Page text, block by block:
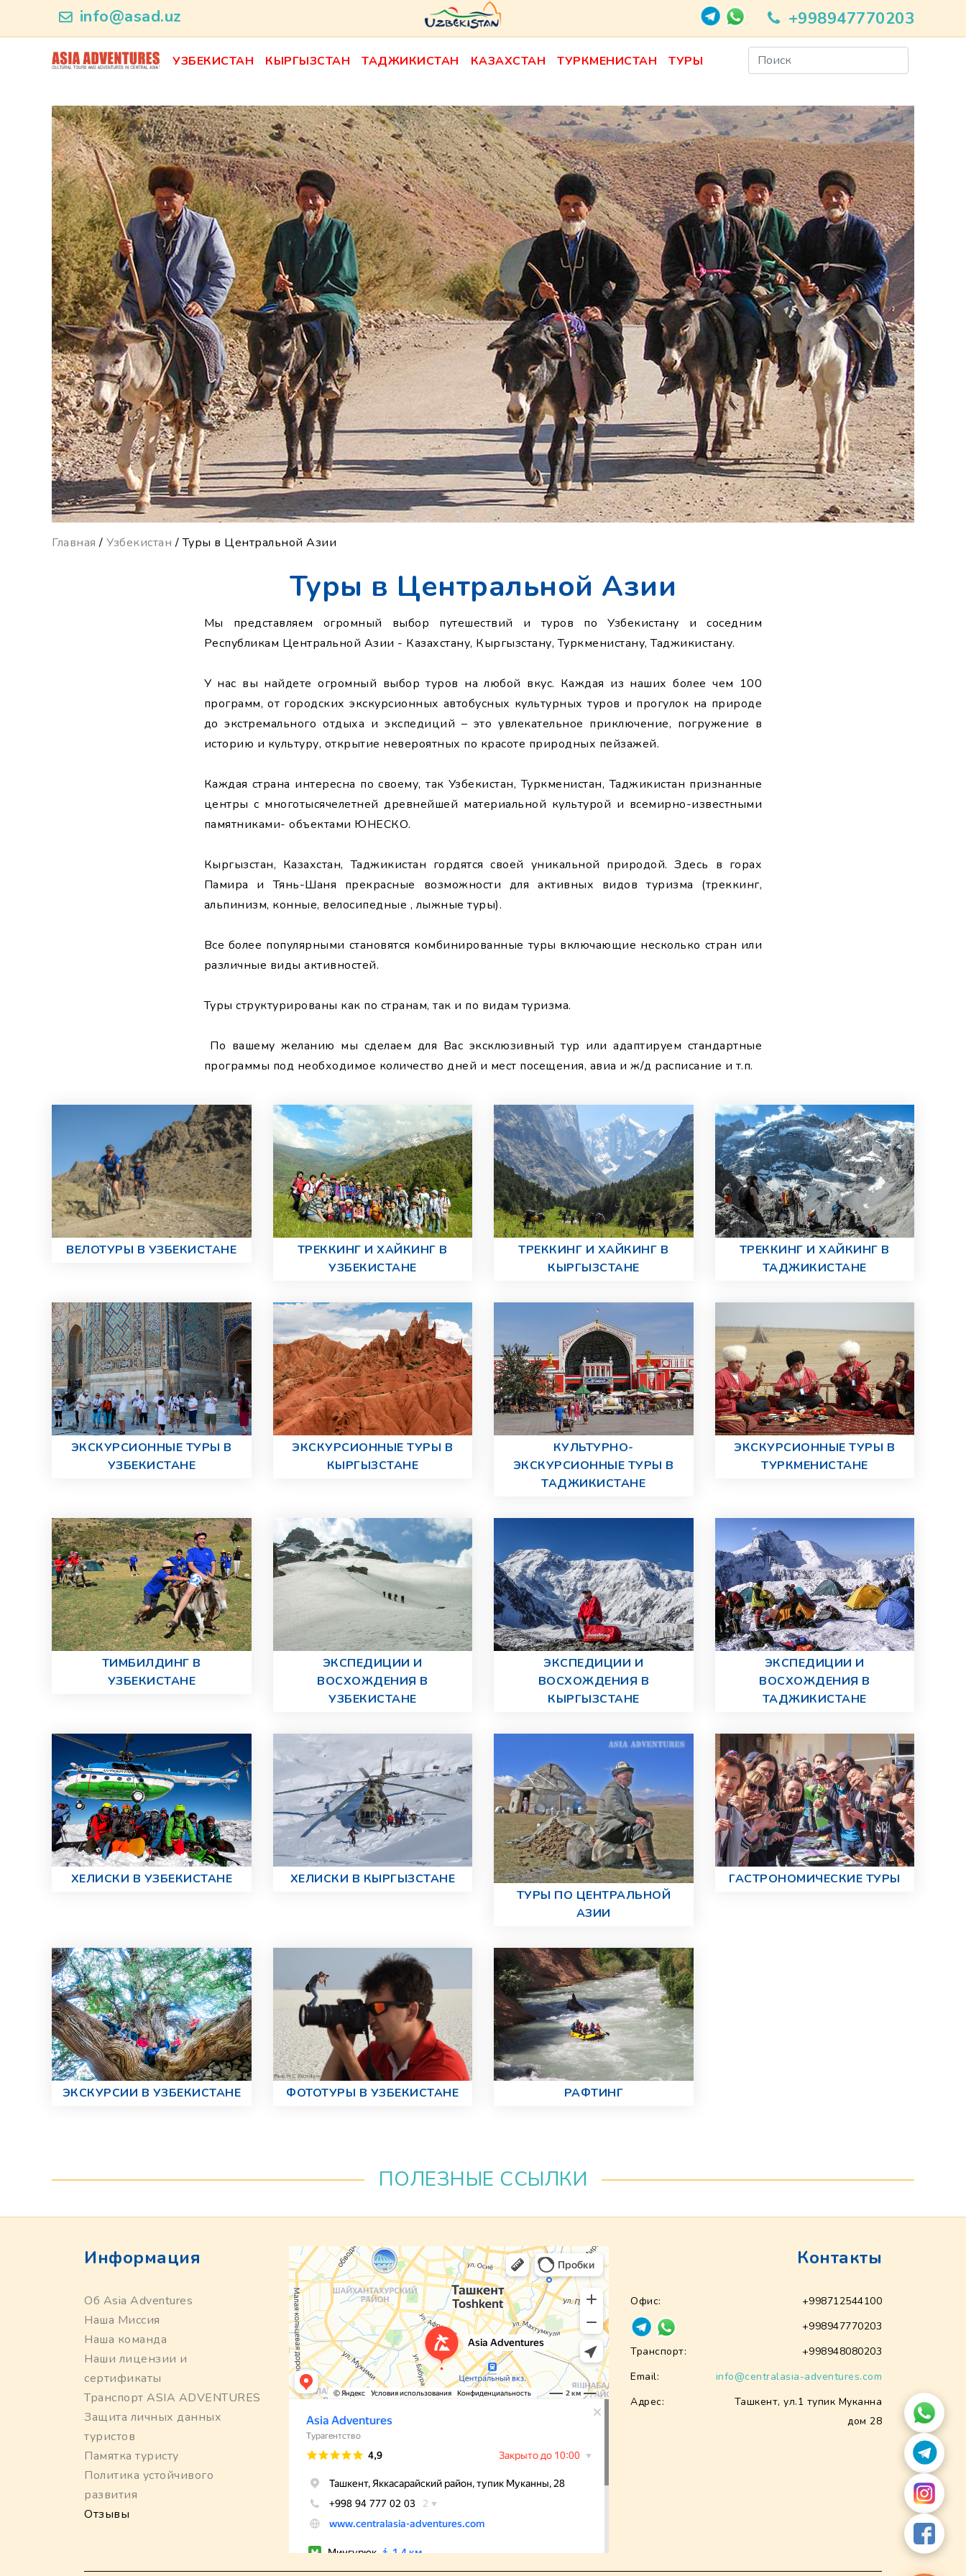
info@asad.uz +998947770203
УЗБЕКИСТАН КЫРГЫЗСТАН ТАДЖИКИСТАН КАЗАХСТАН ТУРКМЕНИСТАН ТУРЫ
ncategory_id
Главная / Узбекистан / Туры в Центральной Азии
Туры в Центральной Азии
Мы представляем огромный выбор путешествий и туров по Узбекистану и соседним
Республикам Центральной Азии - Казахстану, Кыргызстану, Туркменистану, Таджикистану.
У нас вы найдете огромный выбор туров на любой вкус. Каждая из наших более чем 100
программ, от городских экскурсионных автобусных культурных туров и прогулок на природе
до экстремального отдыха и экспедиций – это увлекательное приключение, погружение в
историю и культуру, открытие невероятных по красоте природных пейзажей.
Каждая страна интересна по своему, так Узбекистан, Туркменистан, Таджикистан признанные
центры с многотысячелетней древнейшей материальной культурой и всемирно-известными
памятниками- объектами ЮНЕСКО.
Кыргызстан, Казахстан, Таджикистан гордятся своей уникальной природой. Здесь в горах
Памира и Тянь-Шаня прекрасные возможности для активных видов туризма (треккинг,
альпинизм, конные, велосипедные , лыжные туры).
Все более популярными становятся комбинированные туры включающие несколько стран или
различные виды активностей.
Туры структурированы как по странам, так и по видам туризма.
По вашему желанию мы сделаем для Вас эксклюзивный тур или адаптируем стандартные
программы под необходимое количество дней и мест посещения, авиа и ж/д расписание и т.п.
ВЕЛОТУРЫ В УЗБЕКИСТАНЕ
ТРЕККИНГ И ХАЙКИНГ В
УЗБЕКИСТАНЕ
ТРЕККИНГ И ХАЙКИНГ В
КЫРГЫЗСТАНЕ
ТРЕККИНГ И ХАЙКИНГ В
ТАДЖИКИСТАНЕ
ЭКСКУРСИОННЫЕ ТУРЫ В
УЗБЕКИСТАНЕ
ЭКСКУРСИОННЫЕ ТУРЫ В
КЫРГЫЗСТАНЕ
КУЛЬТУРНО-
ЭКСКУРСИОННЫЕ ТУРЫ В
ТАДЖИКИСТАНЕ
ЭКСКУРСИОННЫЕ ТУРЫ В
ТУРКМЕНИСТАНЕ
ТИМБИЛДИНГ В
УЗБЕКИСТАНЕ
ЭКСПЕДИЦИИ И
ВОСХОЖДЕНИЯ В
УЗБЕКИСТАНЕ
ЭКСПЕДИЦИИ И
ВОСХОЖДЕНИЯ В
КЫРГЫЗСТАНЕ
ЭКСПЕДИЦИИ И
ВОСХОЖДЕНИЯ В
ТАДЖИКИСТАНЕ
ХЕЛИСКИ В УЗБЕКИСТАНЕ
ХЕЛИСКИ В КЫРГЫЗСТАНЕ
ТУРЫ ПО ЦЕНТРАЛЬНОЙ
АЗИИ
ГАСТРОНОМИЧЕСКИЕ ТУРЫ
ЭКСКУРСИИ В УЗБЕКИСТАНЕ ФОТОТУРЫ В УЗБЕКИСТАНЕ РАФТИНГ
ПОЛЕЗНЫЕ ССЫЛКИ
Информация
Об Asia Adventures
Наша Миссия
Наша команда
Наши лицензии и
сертификаты
Транспорт ASIA ADVENTURES
Защита личных данных
туристов
Памятка туристу
Политика устойчивого
развития
Отзывы
Контакты
Офис:
+998712544100
+998947770203
Транспорт:
+998948080203
Email:
info@centralasia-adventures.com
Адрес:
Ташкент, ул.1 тупик Муканна
дом 28